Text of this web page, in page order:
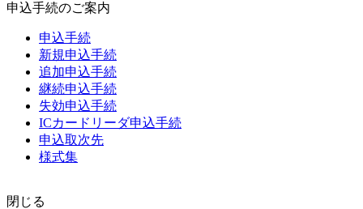
申込手続のご案内
申込手続
新規申込手続
追加申込手続
継続申込手続
失効申込手続
ICカードリーダ申込手続
申込取次先
様式集
閉じる